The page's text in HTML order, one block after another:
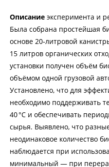
Описание эксперимента и
Была собрана простейшая
основе 20‑литровой
15 литров органических
установки получен объём
объёмом одной грузовой
Установлено, что для
необходимо поддерживать
40 °С и обеспечивать
сырья. Выявлено, что
неодинаковое количество
наблюдается при
минимальный — при